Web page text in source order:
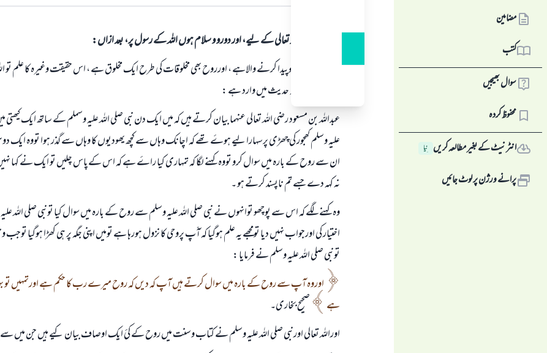
مضامین
کتب
سوال بھیجیں
محفوظ کردہ
انٹرنیٹ کے بغیر مطالعہ کریں نِیا
پرانے ورژن پر لوٹ جائیں
ہمہ قسم کی حمد اللہ تعالی کے لیے، اور دورو و سلام ہوں اللہ کے رسول پر، بعد ازاں:
اللہ تعالی ہر چیزکوپیدا کرنے والاہے ، اورروح بھی مخلوقات کی طرح ایک مخلوق ہے ، اس حقیقت وغیرہ کا علم تو
ہے جس طرح کہ حدیث میں وارد ہے :
عبداللہ بن مسعود رضي اللہ تعالی عنہما بیان کرتے ہيں کہ میں ایک دن نبی صلی اللہ علیہ وسملم کے ساتھ ایک کیھتی
علیہ وسلم کھجور کی چھڑی پرسہارا لیے ہوۓ تھے کہ اچانک وہاں سے کچھ یھودیوں کا وہاں سے گذر ہوا تووہ ایک
ان سے روح کے بارہ میں سوال کرو تووہ کہنے لگا کہ تمہاری کیا راۓ ہے کہ اس کےپاس چلیں تو ایک نے کہا
نہ کہہ دے جسے تم ناپسند کرتے ہو ۔
وہ کہنے لگے کہ اس سے پوچھو توانہوں نے نبی صلی اللہ علیہ وسلم سے روح کے بارہ میں سوال کیا تونبی صلی اللہ
اختیار کی اورجواب نہیں دیا تومجھے یہ علم ہوگيا کہ آّپ پروحی کا نزول ہورہا ہے تومیں اپنی جگہ پر ہی کھڑا ہوگيا توجب
تونبی صلی اللہ علیہ وسلم نے فرمایا :
اوروہ آپ سے روح کے بارہ میں سوال کرتے ہیں آپ کہ دیں کہ روح میرے رب کا حکم ہے اورتمہیں تو
ہے
صحیح بخاری۔
اوراللہ تعالی اورنبی صلی اللہ علیہ وسلم نے کتاب وسنت میں روح کے کئ ایک اوصاف بیان کیے ہیں جن میں